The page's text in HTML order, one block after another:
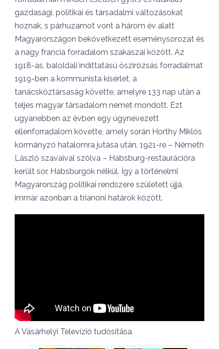
gazdasági, politikai és társadalmi változásokat
hoznak, s párhuzamot vont a három év alatt
Magyarországon bekövetkezett eseménysorozat és
a nagy francia forradalom szakaszai között. Az
1918-as, baloldali indíttatású őszirózsás forradalmat
1919-ben a kommunista kísérlet, a
tanácsköztársaság követte, amelyre 133 nap után a
teljes magyar társadalom nemet mondott. Ezt
ugyanebben az évben egy úgynevezett
ellenforradalom követte, amely során Horthy Miklós
kormányzó hatalomra jutása után, 1921-re – Németh
László szavaival szólva – Habsburg-restaurációra
került sor, Habsburgok nélkül. Így a történelmi
Magyarország politikai rendszere született újjá,
immár azonban a trianoni határok között.
A Vásárhelyi Televízió tudósítása